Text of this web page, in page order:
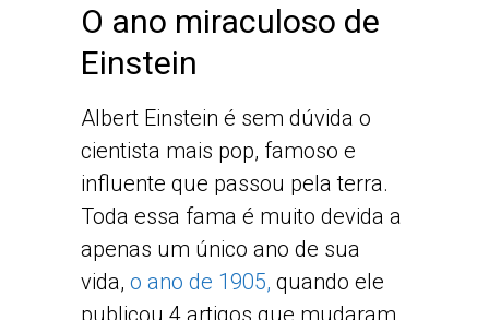
O ano miraculoso de
Einstein
Albert Einstein é sem dúvida o
cientista mais pop, famoso e
influente que passou pela terra.
Toda essa fama é muito devida a
apenas um único ano de sua
vida, o ano de 1905, quando ele
publicou 4 artigos que mudaram